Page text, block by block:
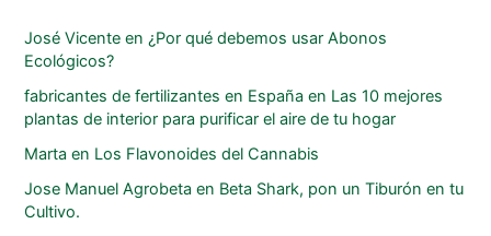
José Vicente en¿Por qué debemos usar Abonos
Ecológicos?
fabricantes de fertilizantes en España en Las 10 mejores
plantas de interior para purificar el aire de tu hogar
Marta en Los Flavonoides del Cannabis
Jose Manuel Agrobeta en Beta Shark, pon un Tiburón en tu
Cultivo.